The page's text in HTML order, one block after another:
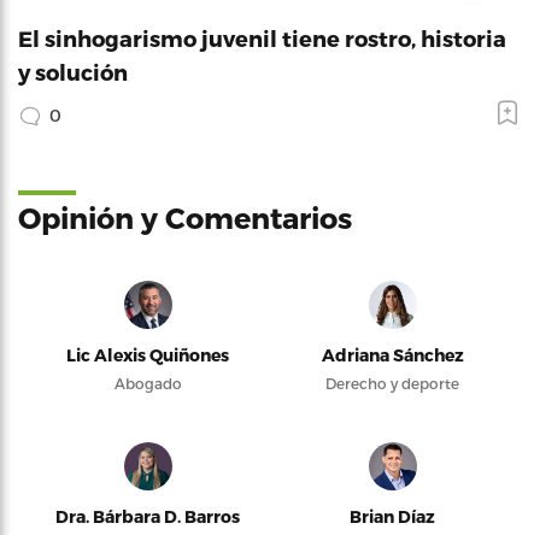
El sinhogarismo juvenil tiene rostro, historia
y solución
0
Opinión y Comentarios
Lic Alexis Quiñones
Abogado
Adriana Sánchez
Derecho y deporte
Dra. Bárbara D. Barros Brian Díaz